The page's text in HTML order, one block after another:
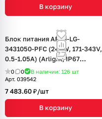
В корзину
Блок питания ARPJ-LG-
3431050-PFC (240W, 171-343V,
0.5-1.05A) (Arlight, IP67
Металл, 5 лет)
0 0 В наличии: 126 шт
Арт. 039542
7 483.60 ₽/шт
В корзину